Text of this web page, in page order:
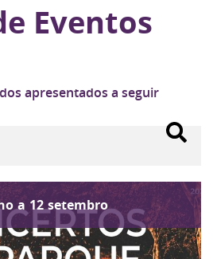
Eventos
apresentados a seguir
a 12 setembro